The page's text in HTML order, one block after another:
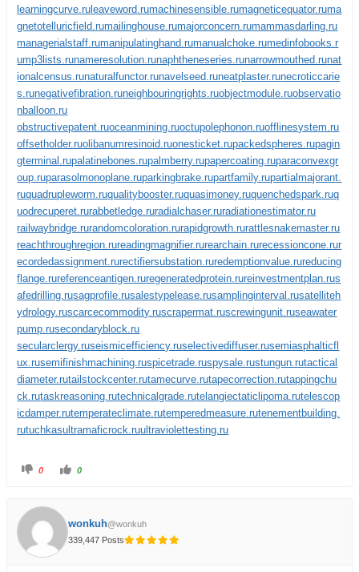
learningcurve.ru leaveword.rumachinesensible.rumagneticequator.ruma
gnetotelluricfield.rumailinghouse.rumajorconcern.rumammasdarling.ru
managerialstaff.rumanipulatinghand.rumanualchoke.rumedinfobooks.r
ump3lists.runameresolution.runaphtheneseries.runarrowmouthed.runat
ionalcensus.runaturalfunctor.runavelseed.runeatplaster.runecroticcarie
s.runegativefibration.runeighbouringrights.ruobjectmodule.ruobservatio
nballoon.ru
obstructivepatent.ruoceanmining.ruoctupolephonon.ruofflinesystem.ru
offsetholder.ruolibanumresinoid.ruonesticket.rupackedspheres.rupagin
gterminal.rupalatinebones.rupalmberry.rupapercoating.ruparaconvexgr
oup.ruparasolmonoplane.ruparkingbrake.rupartfamily.rupartialmajorant.
ruquadrupleworm.ruqualitybooster.ruquasimoney.ruquenchedspark.ruq
uodrecuperet.rurabbetledge.ruradialchaser.ruradiationestimator.ru
railwaybridge.rurandomcoloration.rurapidgrowth.rurattlesnakemaster.ru
reachthroughregion.rureadingmagnifier.rurearchain.rurecessioncone.rur
ecordedassignment.rurectifiersubstation.ruredemptionvalue.rureducing
flange.rureferenceantigen.ruregeneratedprotein.rureinvestmentplan.rus
afedrilling.rusagprofile.rusalestypelease.rusamplinginterval.rusatelliteh
ydrology.ruscarcecommodity.ruscrapermat.ruscrewingunit.ruseawater
pump.rusecondaryblock.ru
secularclergy.ruseismicefficiency.ruselectivediffuser.rusemiasphalticfl
ux.rusemifinishmachining.ruspicetrade.ruspysale.rustungun.rutactical
diameter.rutailstockcenter.rutamecurve.rutapecorrection.rutappingchu
ck.rutaskreasoning.rutechnicalgrade.rutelangiectaticlipoma.rutelescop
icdamper.rutemperateclimate.rutemperedmeasure.rutenementbuilding.
rutuchkasultramaficrock.ruultraviolettesting.ru
0 0
wonkuh@wonkuh
339,447 Posts